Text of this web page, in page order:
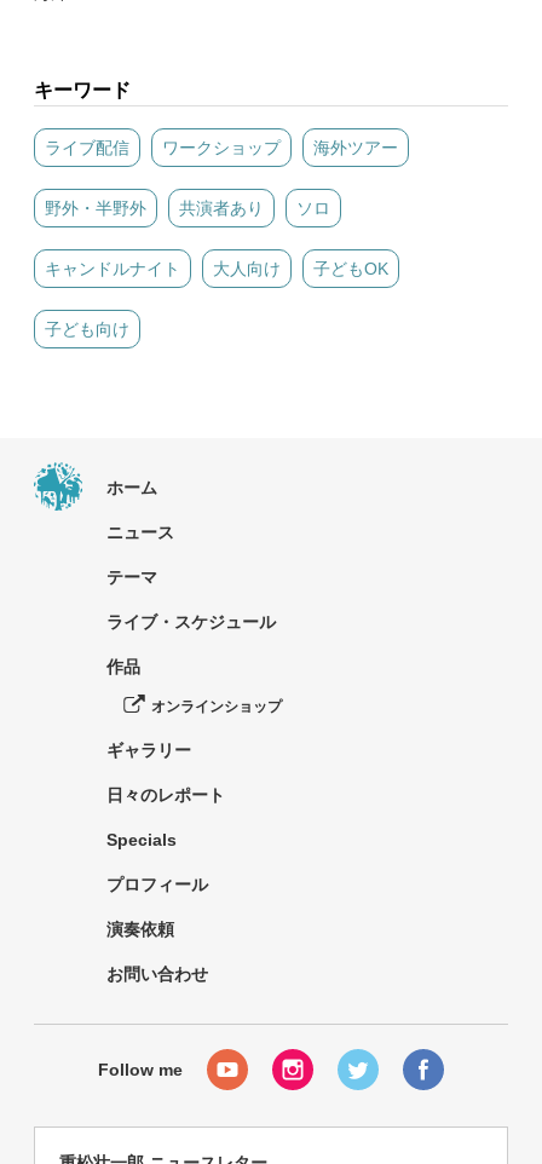
キーワード
ライブ配信 ワークショップ 海外ツアー
野外・半野外 共演者あり ソロ
キャンドルナイト 大人向け 子どもOK
子ども向け
ホーム
ニュース
テーマ
ライブ・スケジュール
作品
オンラインショップ
ギャラリー
日々のレポート
Specials
プロフィール
演奏依頼
お問い合わせ